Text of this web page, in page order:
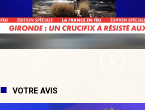
VOTRE AVIS